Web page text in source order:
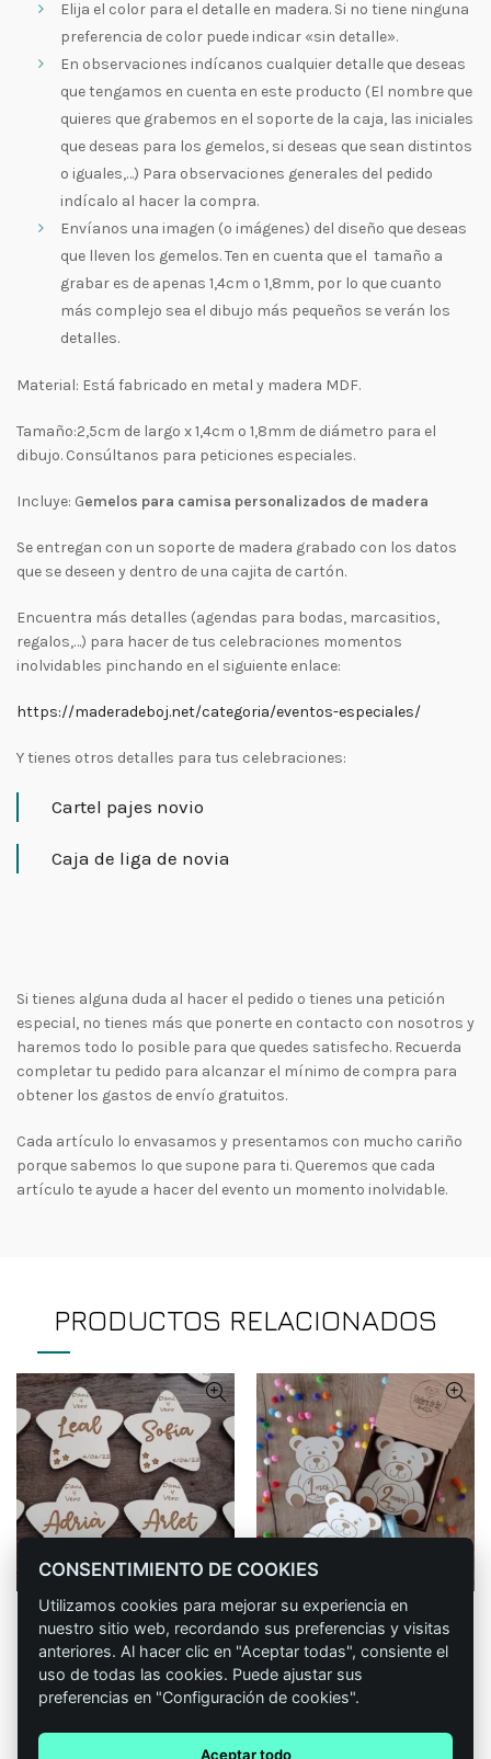
Elija el color para el detalle en madera. Si no tiene ninguna
preferencia de color puede indicar «sin detalle».
En observaciones indícanos cualquier detalle que deseas
que tengamos en cuenta en este producto (El nombre que
quieres que grabemos en el soporte de la caja, las iniciales
que deseas para los gemelos, si deseas que sean distintos
o iguales,…) Para observaciones generales del pedido
indícalo al hacer la compra.
Envíanos una imagen (o imágenes) del diseño que deseas
que lleven los gemelos. Ten en cuenta que el tamaño a
grabar es de apenas 1,4cm o 1,8mm, por lo que cuanto
más complejo sea el dibujo más pequeños se verán los
detalles.
Material: Está fabricado en metal y madera MDF.
Tamaño:2,5cm de largo x 1,4cm o 1,8mm de diámetro para el
dibujo. Consúltanos para peticiones especiales.
Incluye: Gemelos para camisa personalizados de madera
Se entregan con un soporte de madera grabado con los datos
que se deseen y dentro de una cajita de cartón.
Encuentra más detalles (agendas para bodas, marcasitios,
regalos,…) para hacer de tus celebraciones momentos
inolvidables pinchando en el siguiente enlace:
https://maderadeboj.net/categoria/eventos-especiales/
Y tienes otros detalles para tus celebraciones:
Cartel pajes novio
Caja de liga de novia
Si tienes alguna duda al hacer el pedido o tienes una petición
especial, no tienes más que ponerte en contacto con nosotros y
haremos todo lo posible para que quedes satisfecho. Recuerda
completar tu pedido para alcanzar el mínimo de compra para
obtener los gastos de envío gratuitos.
Cada artículo lo envasamos y presentamos con mucho cariño
porque sabemos lo que supone para ti. Queremos que cada
artículo te ayude a hacer del evento un momento inolvidable.
PRODUCTOS RELACIONADOS
CONFIGURAR
Marcasitios (estrella) para
bodas, comuniones,
bautizos…
0,85€ - 1,29€ Rango
CONFIGURAR
Cumplemeses bebé (oso)
24,90€ IVA incluido
CONSENTIMIENTO DE COOKIES
Utilizamos cookies para mejorar su experiencia en
nuestro sitio web, recordando sus preferencias y visitas
anteriores. Al hacer clic en "Aceptar todas", consiente el
uso de todas las cookies. Puede ajustar sus
preferencias en "Configuración de cookies".
Aceptar todo